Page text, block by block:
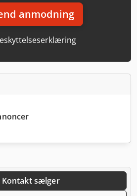
anmodning
Kontakt sælger